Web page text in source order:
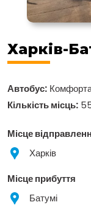
Харків-
Автобус:
Кількість місць:
Місце
Харків
Місце прибуття
Батумі